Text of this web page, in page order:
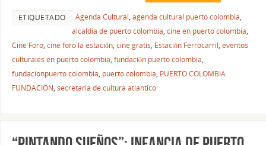
ETIQUETADO Agenda Cultural, agenda cultural puerto colombia,
alcaldia de puerto colombia, cine en puerto colombia,
Cine Foro, cine foro la estación, cine gratis, Estación Ferrocarril, eventos
culturales en puerto colombia, fundación puerto colombia,
fundacionpuerto colombia, puerto colombia, PUERTO COLOMBIA
FUNDACION, secretaria de cultura atlantico